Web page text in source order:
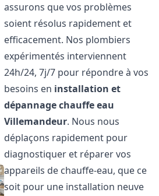
assurons que vos problèmes
soient résolus rapidement et
efficacement. Nos plombiers
expérimentés interviennent
24h/24, 7j/7 pour répondre à vos
besoins en installation et
dépannage chauffe eau
Villemandeur. Nous nous
déplaçons rapidement pour
diagnostiquer et réparer vos
appareils de chauffe-eau, que ce
soit pour une installation neuve